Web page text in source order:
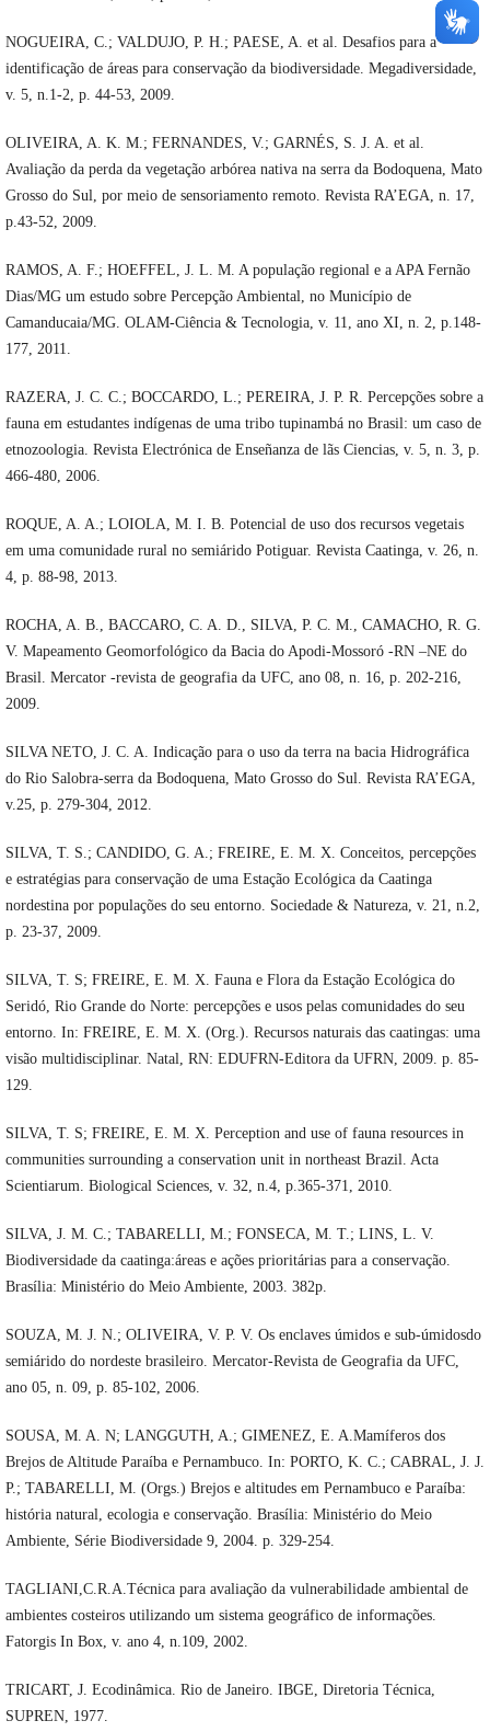
NOGUEIRA, C.; VALDUJO, P. H.; PAESE, A. et al. Desafios para a
identificação de áreas para conservação da biodiversidade. Megadiversidade,
v. 5, n.1-2, p. 44-53, 2009.
OLIVEIRA, A. K. M.; FERNANDES, V.; GARNÉS, S. J. A. et al.
Avaliação da perda da vegetação arbórea nativa na serra da Bodoquena, Mato
Grosso do Sul, por meio de sensoriamento remoto. Revista RA’EGA, n. 17,
p.43-52, 2009.
RAMOS, A. F.; HOEFFEL, J. L. M. A população regional e a APA Fernão
Dias/MG um estudo sobre Percepção Ambiental, no Município de
Camanducaia/MG. OLAM-Ciência & Tecnologia, v. 11, ano XI, n. 2, p.148-
177, 2011.
RAZERA, J. C. C.; BOCCARDO, L.; PEREIRA, J. P. R. Percepções sobre a
fauna em estudantes indígenas de uma tribo tupinambá no Brasil: um caso de
etnozoologia. Revista Electrónica de Enseñanza de lãs Ciencias, v. 5, n. 3, p.
466-480, 2006.
ROQUE, A. A.; LOIOLA, M. I. B. Potencial de uso dos recursos vegetais
em uma comunidade rural no semiárido Potiguar. Revista Caatinga, v. 26, n.
4, p. 88-98, 2013.
ROCHA, A. B., BACCARO, C. A. D., SILVA, P. C. M., CAMACHO, R. G.
V. Mapeamento Geomorfológico da Bacia do Apodi-Mossoró -RN –NE do
Brasil. Mercator -revista de geografia da UFC, ano 08, n. 16, p. 202-216,
2009.
SILVA NETO, J. C. A. Indicação para o uso da terra na bacia Hidrográfica
do Rio Salobra-serra da Bodoquena, Mato Grosso do Sul. Revista RA’EGA,
v.25, p. 279-304, 2012.
SILVA, T. S.; CANDIDO, G. A.; FREIRE, E. M. X. Conceitos, percepções
e estratégias para conservação de uma Estação Ecológica da Caatinga
nordestina por populações do seu entorno. Sociedade & Natureza, v. 21, n.2,
p. 23-37, 2009.
SILVA, T. S; FREIRE, E. M. X. Fauna e Flora da Estação Ecológica do
Seridó, Rio Grande do Norte: percepções e usos pelas comunidades do seu
entorno. In: FREIRE, E. M. X. (Org.). Recursos naturais das caatingas: uma
visão multidisciplinar. Natal, RN: EDUFRN-Editora da UFRN, 2009. p. 85-
129.
SILVA, T. S; FREIRE, E. M. X. Perception and use of fauna resources in
communities surrounding a conservation unit in northeast Brazil. Acta
Scientiarum. Biological Sciences, v. 32, n.4, p.365-371, 2010.
SILVA, J. M. C.; TABARELLI, M.; FONSECA, M. T.; LINS, L. V.
Biodiversidade da caatinga:áreas e ações prioritárias para a conservação.
Brasília: Ministério do Meio Ambiente, 2003. 382p.
SOUZA, M. J. N.; OLIVEIRA, V. P. V. Os enclaves úmidos e sub-úmidosdo
semiárido do nordeste brasileiro. Mercator-Revista de Geografia da UFC,
ano 05, n. 09, p. 85-102, 2006.
SOUSA, M. A. N; LANGGUTH, A.; GIMENEZ, E. A.Mamíferos dos
Brejos de Altitude Paraíba e Pernambuco. In: PORTO, K. C.; CABRAL, J. J.
P.; TABARELLI, M. (Orgs.) Brejos e altitudes em Pernambuco e Paraíba:
história natural, ecologia e conservação. Brasília: Ministério do Meio
Ambiente, Série Biodiversidade 9, 2004. p. 329-254.
TAGLIANI,C.R.A.Técnica para avaliação da vulnerabilidade ambiental de
ambientes costeiros utilizando um sistema geográfico de informações.
Fatorgis In Box, v. ano 4, n.109, 2002.
TRICART, J. Ecodinâmica. Rio de Janeiro. IBGE, Diretoria Técnica,
SUPREN, 1977.